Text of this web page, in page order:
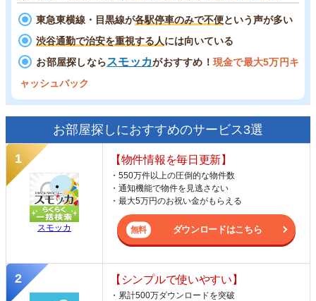
東急東横線・目黒線が各駅停車のみで不便という声が多い
渋谷通勤で治安を重視する人には向いている
お部屋探しならスモッカがおすすめ！ 現金で最大5万円キ
ャッシュバック
お部屋探しにおすすめのサービス3選
スモッカ
【物件情報を毎日更新】
・550万件以上の圧倒的な物件数
・通知機能で物件を見逃さない
・最大5万円のお祝い金がもらえる
ダウンロードはこちら
【シンプルで使いやすい】
・累計500万ダウンロードを突破